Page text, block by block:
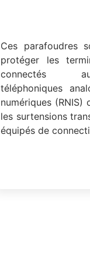
Ces parafoudres
protéger les
connectés
téléphoniques
numériques (RNIS)
les surtensions
équipés de